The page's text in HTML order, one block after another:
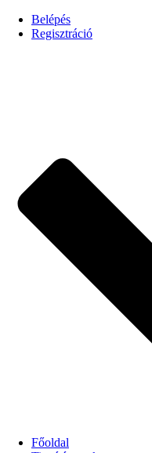
Belépés
Regisztráció
Főoldal